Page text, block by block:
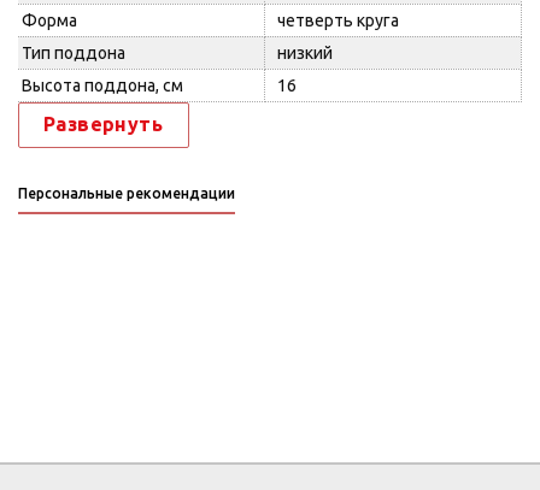
Форма
четверть круга
Тип поддона
низкий
Высота поддона, см
16
Развернуть
Персональные рекомендации